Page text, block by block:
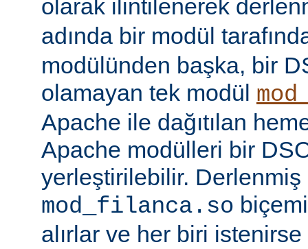
olarak ilintilenerek
adında bir modül
modülünden başka, bir
olamayan tek modül
Apache ile dağıtılan
Apache modülleri bir
yerleştirilebilir.
mod_filanca.so
alırlar ve her biri istenirse